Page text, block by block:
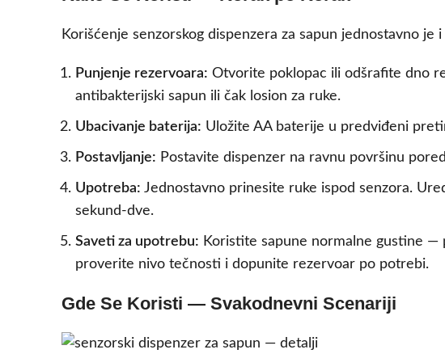
Korišćenje senzorskog dispenzera za sapun jednostavno
Punjenje rezervoara: Otvorite poklopac ili odšrafite dno
antibakterijski sapun ili čak losion za ruke.
Ubacivanje baterija: Uložite AA baterije u predviđeni
Postavljanje: Postavite dispenzer na ravnu površinu
Upotreba: Jednostavno prinesite ruke ispod senzora.
sekund-dve.
Saveti za upotrebu: Koristite sapune normalne gustine —
proverite nivo tečnosti i dopunite rezervoar po potrebi.
Gde Se Koristi — Svakodnevni Scenariji